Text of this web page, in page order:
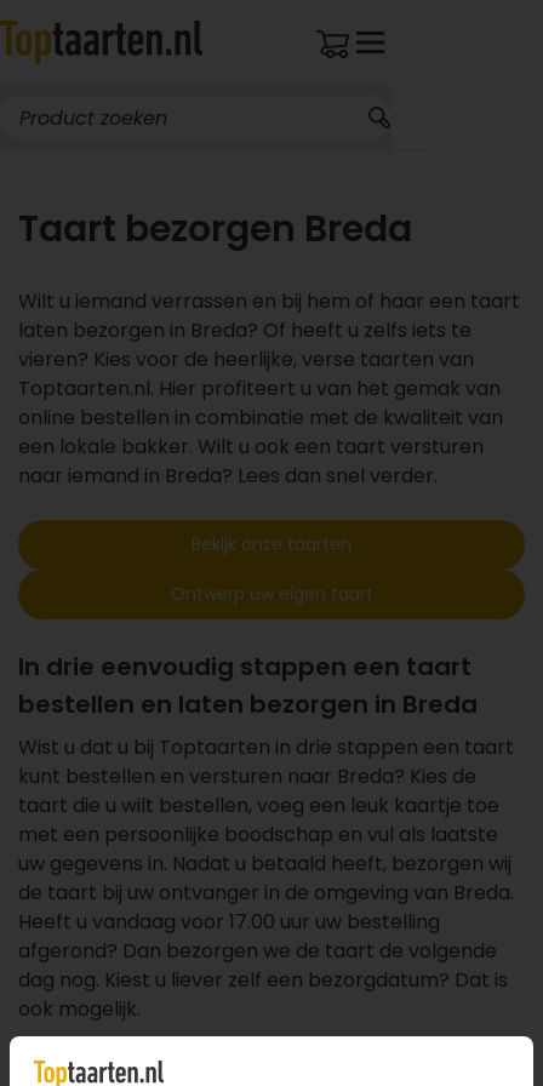
Taart bezorgen Breda
Wilt u iemand verrassen en bij hem of haar een taart
laten bezorgen in Breda? Of heeft u zelfs iets te
vieren? Kies voor de heerlijke, verse taarten van
Toptaarten.nl. Hier profiteert u van het gemak van
online bestellen in combinatie met de kwaliteit van
een lokale bakker. Wilt u ook een taart versturen
naar iemand in Breda? Lees dan snel verder.
Bekijk onze taarten
Ontwerp uw eigen taart
In drie eenvoudig stappen een taart
bestellen en laten bezorgen in Breda
Wist u dat u bij Toptaarten in drie stappen een taart
kunt bestellen en versturen naar Breda? Kies de
taart die u wilt bestellen, voeg een leuk kaartje toe
met een persoonlijke boodschap en vul als laatste
uw gegevens in. Nadat u betaald heeft, bezorgen wij
de taart bij uw ontvanger in de omgeving van Breda.
Heeft u vandaag voor 17.00 uur uw bestelling
afgerond? Dan bezorgen we de taart de volgende
dag nog. Kiest u liever zelf een bezorgdatum? Dat is
ook mogelijk.
Welke taart is uw favoriet?